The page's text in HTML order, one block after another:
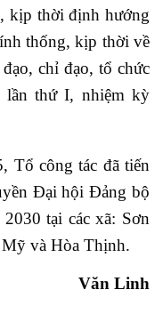
kịp thời định hướng
thống, kịp thời về
chỉ đạo, tổ chức
thứ I, nhiệm kỳ
Tổ công tác đã tiến
Đại hội Đảng bộ
tại các xã: Sơn
và Hòa Thịnh.
Văn Linh